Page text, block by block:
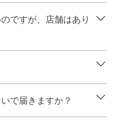
ですが、店舗はあり
で届きますか？